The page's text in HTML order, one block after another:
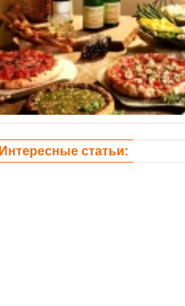
Интересные статьи: